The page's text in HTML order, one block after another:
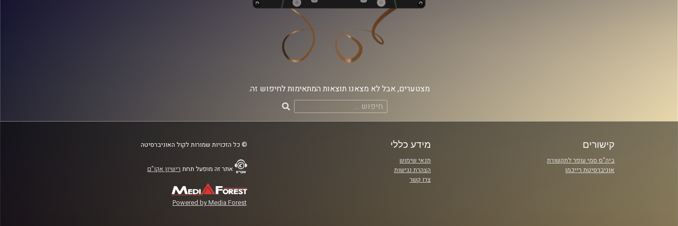
מצטערים, אבל לא מצאנו תוצאות המתאימות לחיפוש זה.
חיפוש:
קישורים
ביה"ס סמי עופר לתקשורת
אוניברסיטת רייכמן
מידע כללי
תנאי שימוש
הצהרת נגישות
צרו קשר
© כל הזכויות שמורות לקול האוניברסיטה
אתר זה מופעל תחת רישיון אקו"ם
Powered by Media Forest